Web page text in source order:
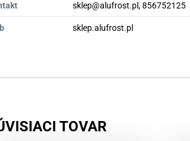
sklep@alufrost.pl, 856752125
sklep.alufrost.pl
TOVAR